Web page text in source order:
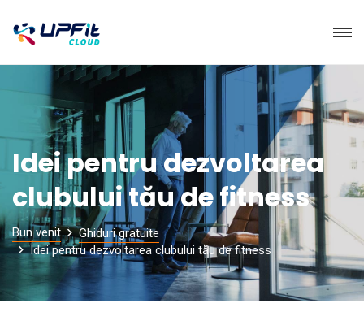
Idei pentru dezvoltarea
clubului tău de fitness
Bun venit
Ghiduri gratuite
Idei pentru dezvoltarea clubului tău de fitness